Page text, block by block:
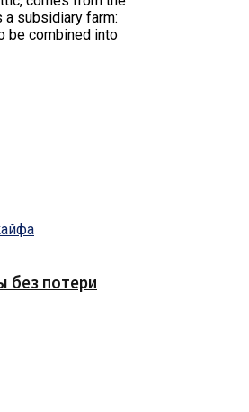
a subsidiary farm:
be combined into
без потери